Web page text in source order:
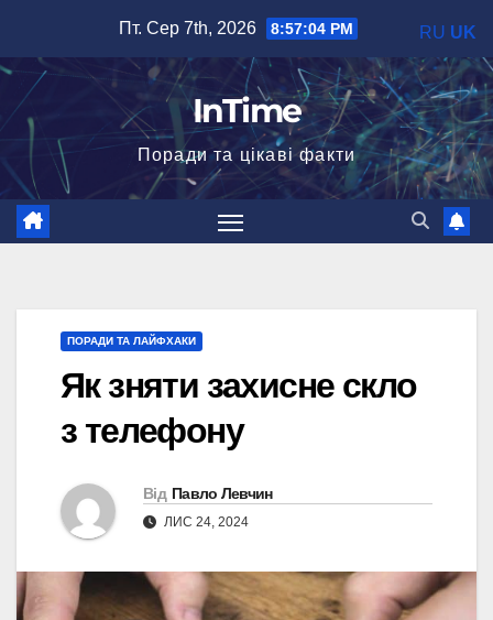
вмісту
Пт. Сер 7th, 2026 8:57:05 PM
InTime
Поради та цікаві факти
ПОРАДИ ТА ЛАЙФХАКИ
Як зняти захисне скло
з телефону
Від Павло Левчин
ЛИС 24, 2024
RU UK